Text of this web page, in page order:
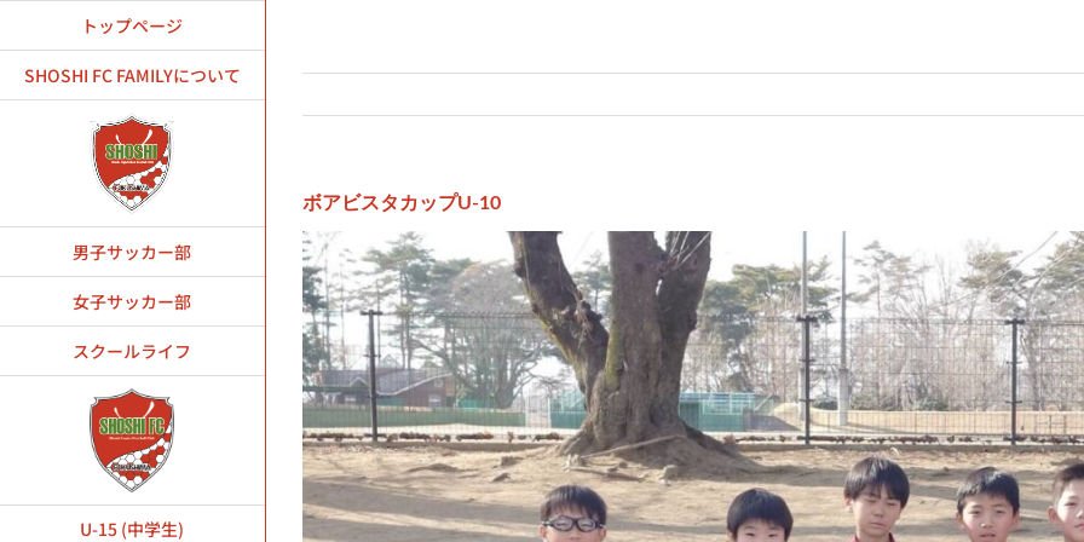
トップページ
SHOSHI FC FAMILYについて
男子サッカー部
女子サッカー部
スクールライフ
U-15 (中学生)
ボアビスタカップU-10